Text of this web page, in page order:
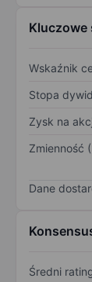
Wskaźnik
Stopa
Zysk na
Zmienność
Dane
Średni